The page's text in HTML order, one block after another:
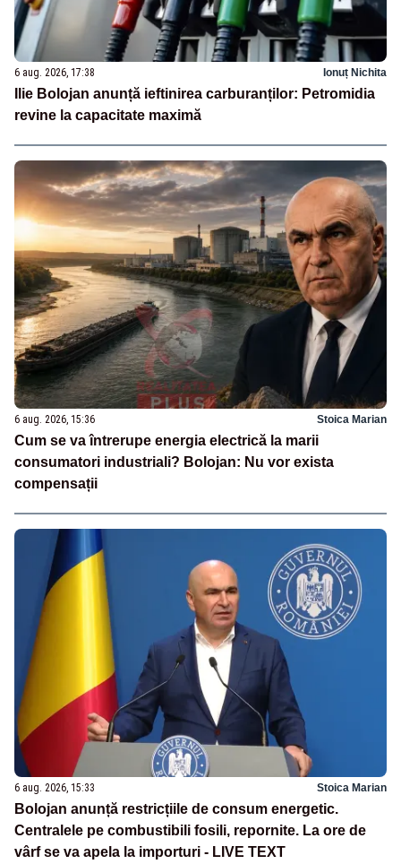
6 aug. 2026, 17:38 Ionuț Nichita
Ilie Bolojan anunță ieftinirea carburanților: Petromidia
revine la capacitate maximă
6 aug. 2026, 15:36 Stoica Marian
Cum se va întrerupe energia electrică la marii
consumatori industriali? Bolojan: Nu vor exista
compensații
6 aug. 2026, 15:33 Stoica Marian
Bolojan anunță restricțiile de consum energetic.
Centralele pe combustibili fosili, repornite. La ore de
vârf se va apela la importuri - LIVE TEXT